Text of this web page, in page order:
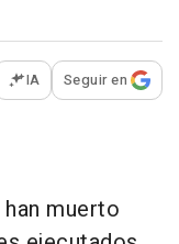
opciones para
IA Seguir en
muerto